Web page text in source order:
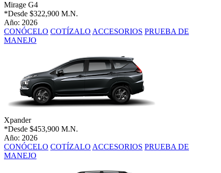
Mirage G4
*Desde $322,900 M.N.
Año: 2026
CONÓCELO COTÍZALO ACCESORIOS PRUEBA DE
MANEJO
Xpander
*Desde $453,900 M.N.
Año: 2026
CONÓCELO COTÍZALO ACCESORIOS PRUEBA DE
MANEJO